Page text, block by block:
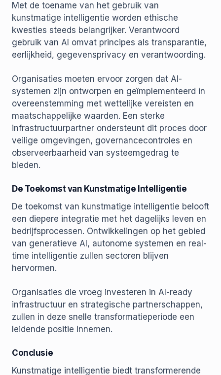
Met de toename van het gebruik van
kunstmatige intelligentie worden ethische
kwesties steeds belangrijker. Verantwoord
gebruik van AI omvat principes als transparantie,
eerlijkheid, gegevensprivacy en verantwoording.
Organisaties moeten ervoor zorgen dat AI-
systemen zijn ontworpen en geïmplementeerd in
overeenstemming met wettelijke vereisten en
maatschappelijke waarden. Een sterke
infrastructuurpartner ondersteunt dit proces door
veilige omgevingen, governancecontroles en
observeerbaarheid van systeemgedrag te
bieden.
De Toekomst van Kunstmatige Intelligentie
De toekomst van kunstmatige intelligentie belooft
een diepere integratie met het dagelijks leven en
bedrijfsprocessen. Ontwikkelingen op het gebied
van generatieve AI, autonome systemen en real-
time intelligentie zullen sectoren blijven
hervormen.
Organisaties die vroeg investeren in AI-ready
infrastructuur en strategische partnerschappen,
zullen in deze snelle transformatieperiode een
leidende positie innemen.
Conclusie
Kunstmatige intelligentie biedt transformerende